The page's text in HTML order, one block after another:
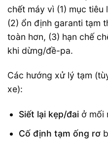
chết máy vì (1) mục
(2) ổn định garanti tạm
toàn hơn, (3) hạn chế
khi dừng/đề-pa.
Các hướng xử lý tạm
xe):
Siết lại kẹp/đaiở mối
Cố định tạm ống rơ